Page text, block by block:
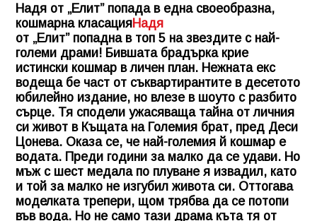
Надя от „Елит” попада в една своеобразна,
кошмарна класацияНадя
от „Елит” попадна в топ 5 на звездите с най-
големи драми! Бившата брадърка крие
истински кошмар в личен план. Нежната екс
водеща бе част от съквартирантите в десетото
юбилейно издание, но влезе в шоуто с разбито
сърце. Тя сподели ужасяваща тайна от личния
си живот в Къщата на Големия брат, пред Деси
Цонева. Оказа се, че най-големия й кошмар е
водата. Преди години за малко да се удави. Но
мъж с шест медала по плуване я извадил, като
и той за малко не изгубил живота си. Оттогава
моделката трепери, щом трябва да се потопи
във вода. Но не само тази драма къта тя от